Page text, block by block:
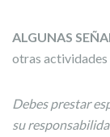
ALGUNAS
otras actividades
Debes prestar
su